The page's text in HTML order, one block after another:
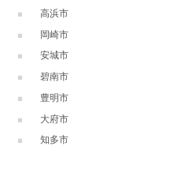
高浜市
岡崎市
安城市
碧南市
豊明市
大府市
知多市